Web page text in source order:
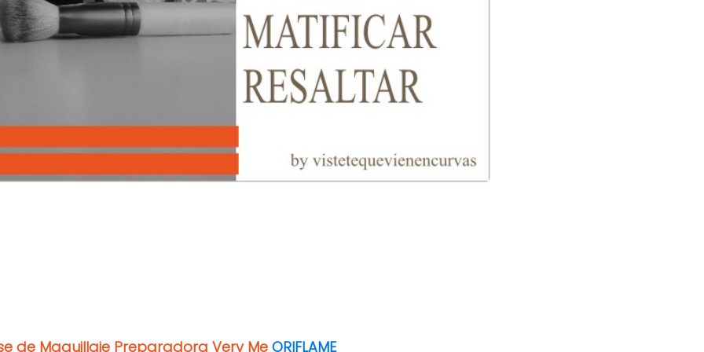
de Maquillaje Preparadora Very Me ORIFLAME